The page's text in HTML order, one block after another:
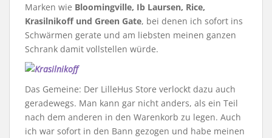
Marken wie Bloomingville, Ib Laursen, Rice,
Krasilnikoff und Green Gate, bei denen ich sofort ins
Schwärmen gerate und am liebsten meinen ganzen
Schrank damit vollstellen würde.
Das Gemeine: Der LilleHus Store verlockt dazu auch
geradewegs. Man kann gar nicht anders, als ein Teil
nach dem anderen in den Warenkorb zu legen. Auch
ich war sofort in den Bann gezogen und habe meinen